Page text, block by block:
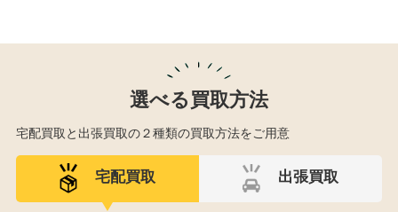
選べる買取方法
宅配買取と出張買取の２種類の買取方法をご用意
宅配買取 出張買取